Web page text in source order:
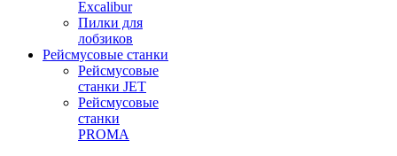
Excalibur
Пилки для
лобзиков
Рейсмусовые станки
Рейсмусовые
станки JET
Рейсмусовые
станки
PROMA